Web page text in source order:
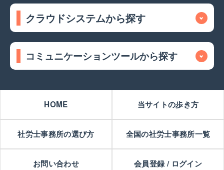
クラウドシステムから探す
コミュニケーションツールから探す
HOME 当サイトの歩き方
社労士事務所の選び方 全国の社労士事務所一覧
お問い合わせ 会員登録 / ログイン